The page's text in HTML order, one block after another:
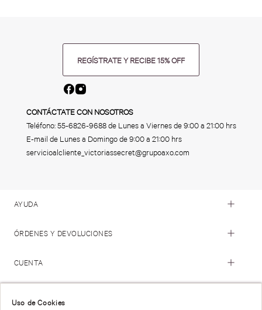
Uso de Cookies
REGÍSTRATE Y RECIBE 15% OFF
CONTÁCTATE CON NOSOTROS
Teléfono:55-6826-9688de Lunes a Viernes de 9:00 a 21:00 hrs
E-mail de Lunes a Domingo de 9:00 a 21:00 hrs
servicioalcliente_victoriassecret@grupoaxo.com
AYUDA
ÓRDENES Y DEVOLUCIONES
CUENTA